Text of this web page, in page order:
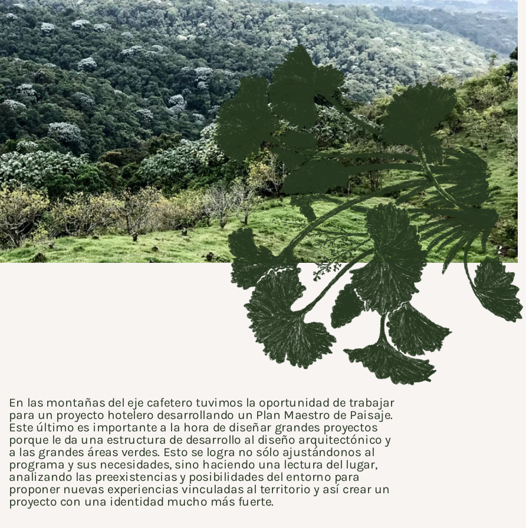
En las montañas del eje cafetero tuvimos la oportunidad de trabajar
para un proyecto hotelero desarrollando un Plan Maestro de Paisaje.
Este último es importante a la hora de diseñar grandes proyectos
porque le da una estructura de desarrollo al diseño arquitectónico y
a las grandes áreas verdes. Esto se logra no sólo ajustándonos al
programa y sus necesidades, sino haciendo una lectura del lugar,
analizando las preexistencias y posibilidades del entorno para
proponer nuevas experiencias vinculadas al territorio y así crear un
proyecto con una identidad mucho más fuerte.